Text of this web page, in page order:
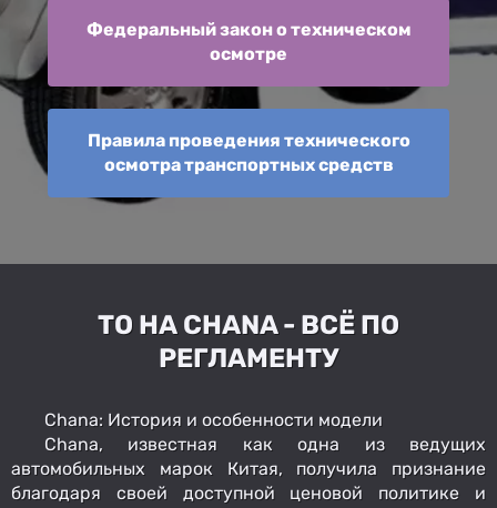
Федеральный закон о техническом
осмотре
Правила проведения технического
осмотра транспортных средств
ТО НА CHANA - ВСЁ ПО
РЕГЛАМЕНТУ
Chana: История и особенности модели
Chana, известная как одна из ведущих
автомобильных марок Китая, получила признание
благодаря своей доступной ценовой политике и